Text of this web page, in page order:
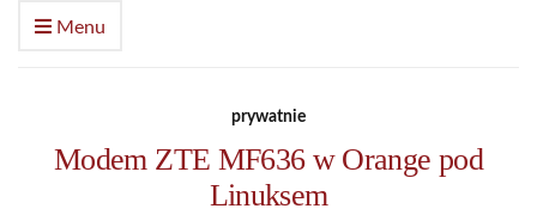
Menu
prywatnie
Modem ZTE MF636 w Orange pod
Linuksem